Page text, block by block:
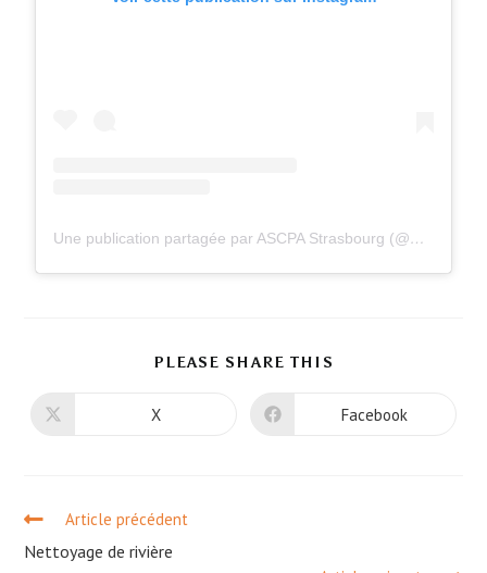
Une publication partagée par ASCPA Strasbourg (@ascpastrasbourg)
PLEASE SHARE THIS
X Facebook
Article précédent
Nettoyage de rivière